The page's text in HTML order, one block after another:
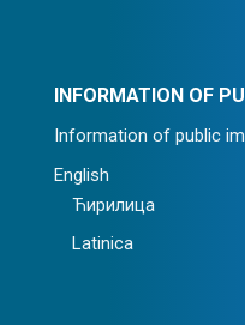
INFORMATION OF
Information of public
English
Ћирилица
Latinica